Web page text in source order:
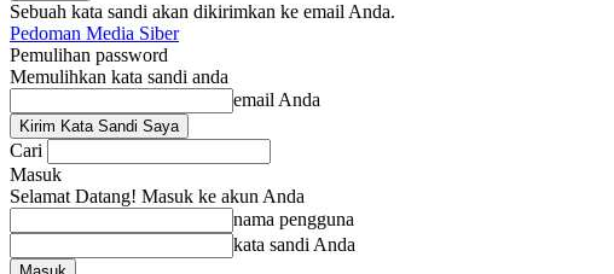
Sebuah kata sandi akan dikirimkan ke email Anda.
Pedoman Media Siber
Pemulihan password
Memulihkan kata sandi anda
email Anda
Cari
Masuk
Selamat Datang! Masuk ke akun Anda
nama pengguna
kata sandi Anda